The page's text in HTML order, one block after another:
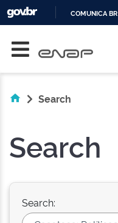
COMUNICA BR
Search
Search
Search: